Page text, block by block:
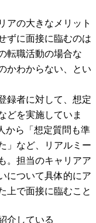
アの大きなメリット
ずに面接に臨むのは
転職活動の場合な
かわからない、とい
録者に対して、想定
どを実施していま
から「想定質問も準
」など、リアルミー
。担当のキャリアア
について具体的にア
上で面接に臨むこと
介している